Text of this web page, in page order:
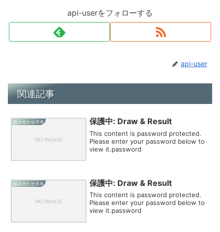
api-userをフォローする
api-user
関連記事
組み合わせ共有 保護中: Draw & Result
This content is password protected.
Please enter your password below to
view it.password
組み合わせ共有 保護中: Draw & Result
This content is password protected.
Please enter your password below to
view it.password